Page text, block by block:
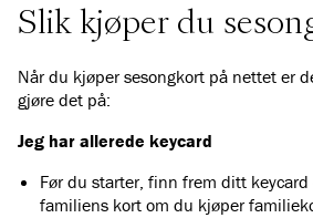
Slik kjøper du
Når du kjøper sesongkort på nettet er
gjøre det på:
Jeg har allerede keycard
Før du starter, finn frem ditt keycard
familiens kort om du kjøper